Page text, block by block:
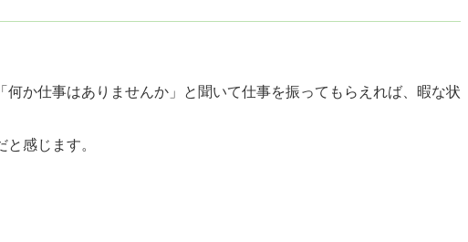
か仕事はありませんか」と聞いて仕事を振ってもらえれば、暇な状
感じます。